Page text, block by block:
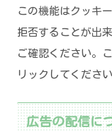
この機能はクッキ
拒否することが出
ご確認ください。
リックしてください
広告の配信に